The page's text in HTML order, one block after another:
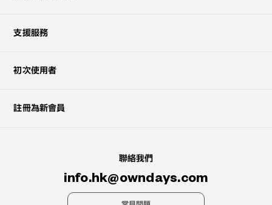
支援服務
初次使用者
註冊為新會員
聯絡我們
info.hk@owndays.com